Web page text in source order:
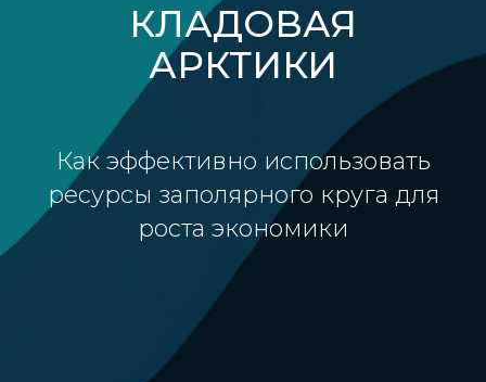
КЛАДОВАЯ
АРКТИКИ
Как эффективно использовать
ресурсы заполярного круга для
роста экономики